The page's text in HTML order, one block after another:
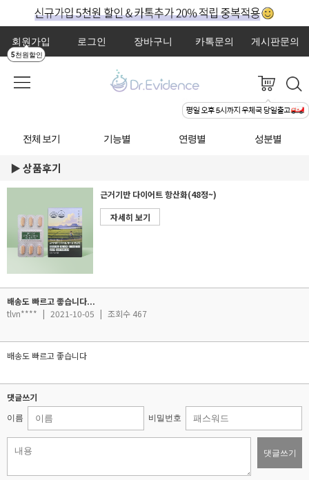
회원가입
5천원할인
로그인 장바구니 카톡문의 게시판문의
전체 보기 기능별 연령별 성분별
상품후기
근거기반 다이어트 항산화(48정~)
자세히 보기
배송도 빠르고 좋습니다...
tlvn**** | 2021-10-05 | 조회수 467
배송도 빠르고 좋습니다
댓글쓰기
이름 비밀번호
댓글쓰기